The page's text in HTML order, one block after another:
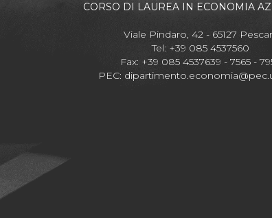
CORSO DI LAUREA IN ECONOMIA
Viale Pindaro, 42 - 65127
Tel: +39 085 4537560
Fax: +39 085 4537639 - 7565 -
PEC: